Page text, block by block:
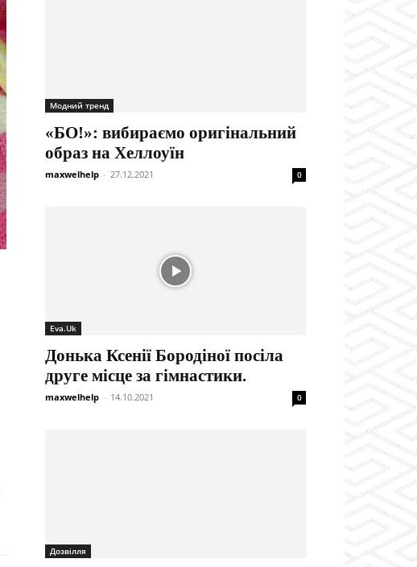
Модний тренд
«БО!»: вибираємо оригінальний
образ на Хеллоуїн
maxwelhelp - 27.12.2021 0
Eva.Uk
Донька Ксенії Бородіної посіла
друге місце за гімнастики.
maxwelhelp - 14.10.2021 0
Дозвілля